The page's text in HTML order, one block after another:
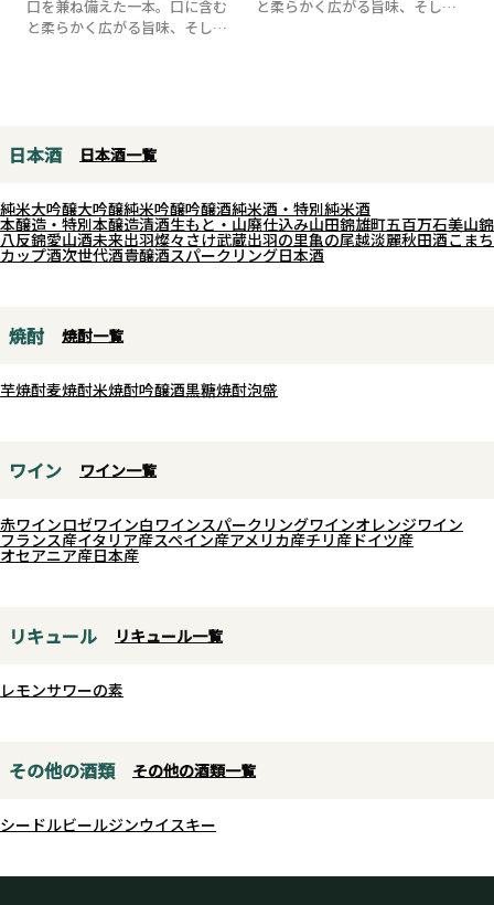
口を兼ね備えた一本。口に含む
と柔らかく広がる旨味、そして
と柔らかく広がる旨味、そして
日本酒 日本酒一覧
純米大吟醸大吟醸純米吟醸吟醸酒純米酒・特別純米酒
本醸造・特別本醸造清酒生もと・山廃仕込み山田錦雄町五百万石美山錦
八反錦愛山酒未来出羽燦々 さけ武蔵出羽の里亀の尾越淡麗秋田酒こまち
カップ酒次世代酒貴醸酒スパークリング日本酒
焼酎 焼酎一覧
芋焼酎麦焼酎米焼酎吟醸酒黒糖焼酎泡盛
ワイン ワイン一覧
赤ワインロゼワイン白ワインスパークリングワインオレンジワイン
フランス産イタリア産スペイン産アメリカ産チリ産 ドイツ産
オセアニア産日本産
リキュール リキュール一覧
レモンサワーの素
その他の酒類 その他の酒類一覧
シードルビールジンウイスキー